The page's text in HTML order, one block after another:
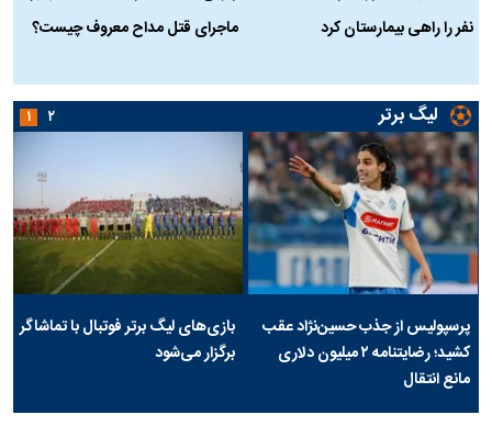
نفر را راهی بیمارستان کرد
ماجرای قتل مداح معروف چیست؟
لیگ برتر
پرسپولیس از جذب حسین‌نژاد عقب
کشید؛ رضایتنامه ۲ میلیون دلاری
مانع انتقال
بازی‌های لیگ برتر فوتبال با تماشاگر
برگزار می‌شود
۱ ۲